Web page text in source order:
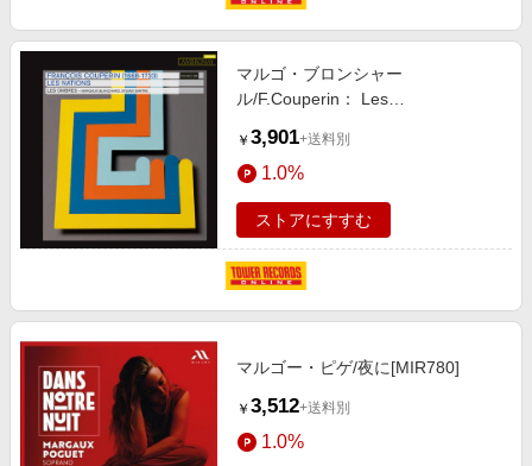
マルゴ・ブロンシャー
ル/F.Couperin： Les
￥ 3,901+送料別
1.0%
ストアにすすむ
マルゴー・ピゲ/夜に[MIR780]
￥ 3,512+送料別
1.0%